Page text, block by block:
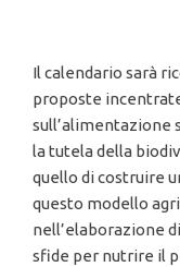
Il calendario sarà
proposte
sull’alimentazione
la tutela della
quello di costruire
questo modello
nell’elaborazione
sfide per nutrire il